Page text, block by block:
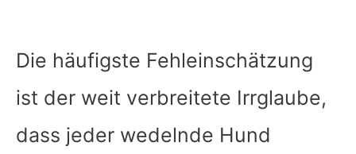
Die häufigste Fehleinschätzung
ist der weit verbreitete Irrglaube,
dass jeder wedelnde Hund